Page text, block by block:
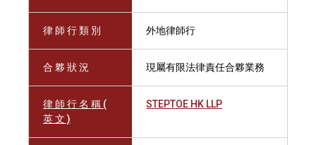
律 師 行 類 別 外地律師行
合 夥 狀 況 現屬有限法律責任合夥業務
律 師 行 名 稱 (
英 文 )
STEPTOE HK LLP